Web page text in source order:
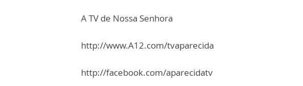
A TV de Nossa Senhora
http://www.A12.com/tvaparecida
http://facebook.com/aparecidatv